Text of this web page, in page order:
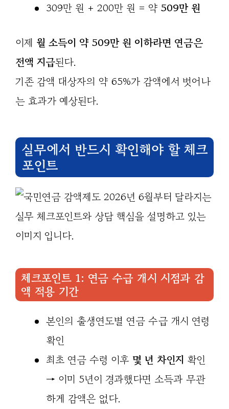
309만 원 + 200만 원 = 약 509만 원
이제 월 소득이 약 509만 원 이하라면 연금은
전액 지급된다.
기존 감액 대상자의 약 65%가 감액에서 벗어나
는 효과가 예상된다.
실무에서 반드시 확인해야 할 체크
포인트
체크포인트 1: 연금 수급 개시 시점과 감
액 적용 기간
본인의 출생연도별 연금 수급 개시 연령
확인
최초 연금 수령 이후 몇 년 차인지 확인
→ 이미 5년이 경과했다면 소득과 무관
하게 감액은 없다.